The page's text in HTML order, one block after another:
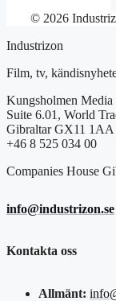
© 2026
Industrizon
Film, tv,
Kungsholmen Media
Suite 6.01, World
Gibraltar GX11 1AA
+46 8 525 034 00
Companies House
info@industrizon.se
Kontakta oss
Allmänt: